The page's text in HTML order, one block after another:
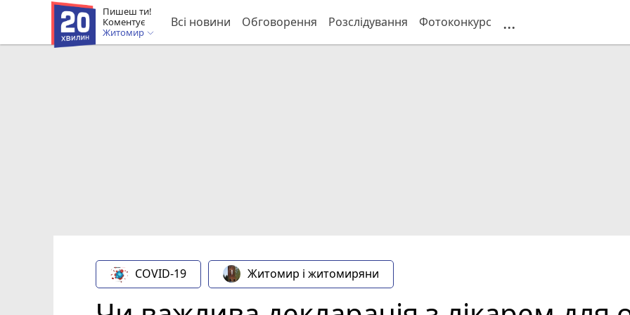
Пишеш ти!
Коментує
Житомир
Всі новини Обговорення Розслідування Фотоконкурс ...
COVID-19 Житомир і житомиряни